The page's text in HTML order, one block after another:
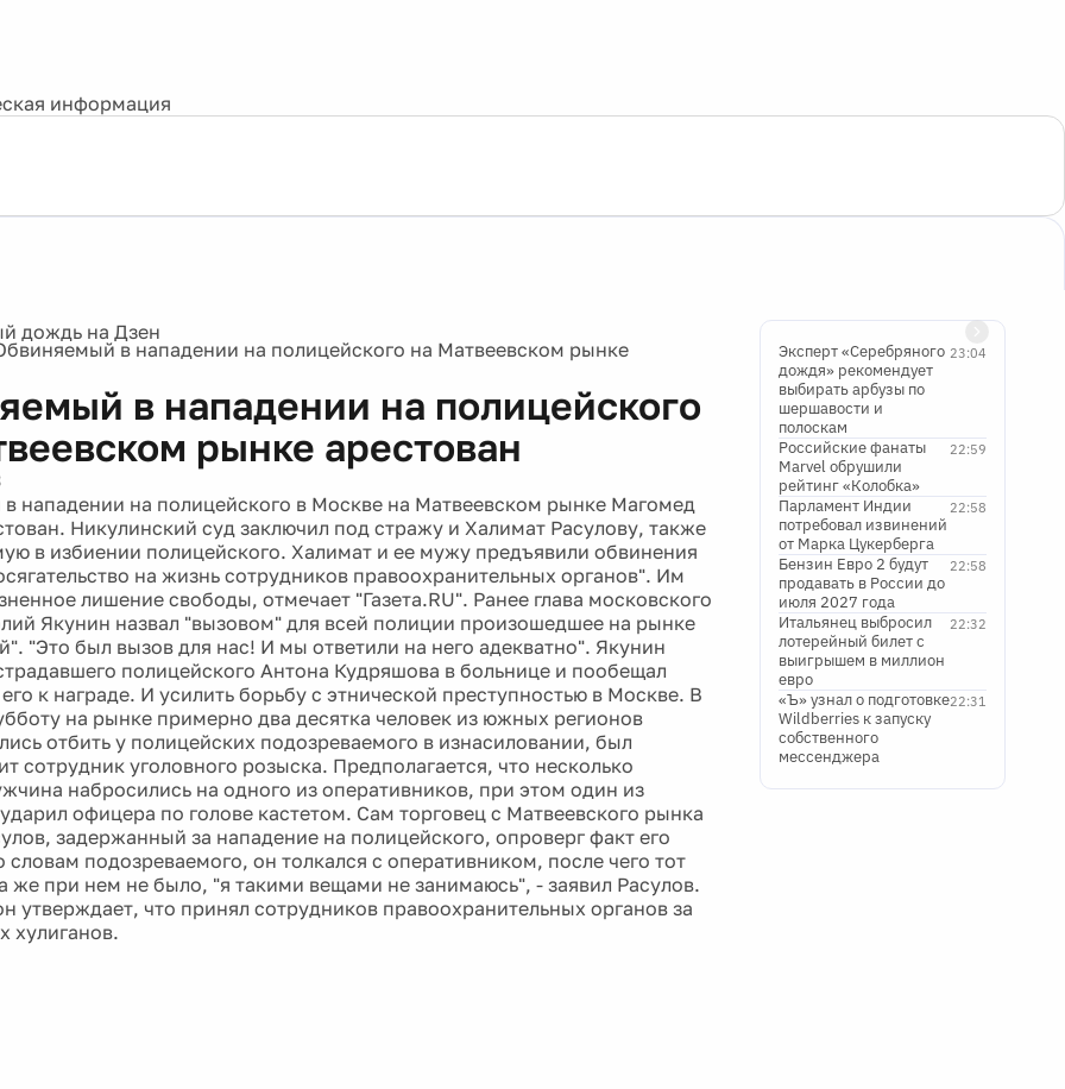
информация
в нападении на полицейского на Матвеевском рынке
в нападении на полицейского
рынке арестован
нападении на полицейского в Москве на Матвеевском рынке Магомед
Никулинский суд заключил под стражу и Халимат Расулову, также
в избиении полицейского. Халимат и ее мужу предъявили обвинения
на жизнь сотрудников правоохранительных органов". Им
лишение свободы, отмечает "Газета.RU". Ранее глава московского
Якунин назвал "вызовом" для всей полиции произошедшее на рынке
"Это был вызов для нас! И мы ответили на него адекватно". Якунин
полицейского Антона Кудряшова в больнице и пообещал
к награде. И усилить борьбу с этнической преступностью в Москве. В
на рынке примерно два десятка человек из южных регионов
отбить у полицейских подозреваемого в изнасиловании, был
сотрудник уголовного розыска. Предполагается, что несколько
набросились на одного из оперативников, при этом один из
офицера по голове кастетом. Сам торговец с Матвеевского рынка
задержанный за нападение на полицейского, опроверг факт его
словам подозреваемого, он толкался с оперативником, после чего тот
же при нем не было, "я такими вещами не занимаюсь", - заявил Расулов.
утверждает, что принял сотрудников правоохранительных органов за
хулиганов.
23:04
Эксперт «Серебряного
дождя» рекомендует
выбирать арбузы по
шершавости и
полоскам
22:59
Российские фанаты
Marvel обрушили
рейтинг «Колобка»
22:58
Парламент Индии
потребовал извинений
от Марка Цукерберга
22:58
Бензин Евро 2 будут
продавать в России до
июля 2027 года
22:32
Итальянец выбросил
лотерейный билет с
выигрышем в миллион
евро
22:31
«Ъ» узнал о подготовке
Wildberries к запуску
собственного
мессенджера